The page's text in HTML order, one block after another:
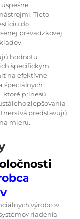
Tieto
do
prevádzkovej
hodnotu
špecifickým
na efektívne
špeciálnych
ktoré prinesú
zlepšovania
predstavujú
mieru.
výrobcov
riadenia